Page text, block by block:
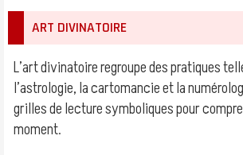
ART DIVINATOIRE
L’art divinatoire regroupe des pratiques
l’astrologie, la cartomancie et la
grilles de lecture symboliques pour
moment.